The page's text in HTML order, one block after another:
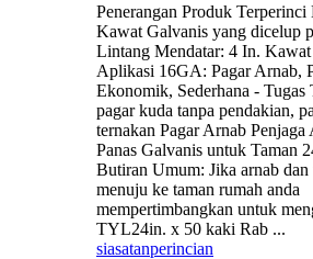
Penerangan Produk
Kawat Galvanis yang dicelup
Lintang Mendatar: 4 In.
Aplikasi 16GA: Pagar Arnab,
Ekonomik, Sederhana - Tugas
pagar kuda tanpa pendakian,
ternakan Pagar Arnab Penjaga
Panas Galvanis untuk Taman
Butiran Umum: Jika arnab
menuju ke taman rumah anda
mempertimbangkan untuk
TYL24in. x 50 kaki Rab ...
siasatanperincian